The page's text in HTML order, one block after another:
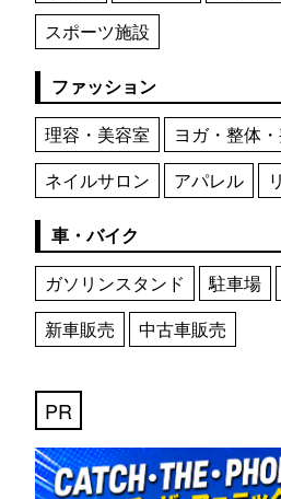
スポーツ施設
ファッション
理容・美容室
ヨガ・整体
ネイルサロン
アパレル
車・バイク
ガソリンスタンド
駐車場
新車販売
中古車販売
PR